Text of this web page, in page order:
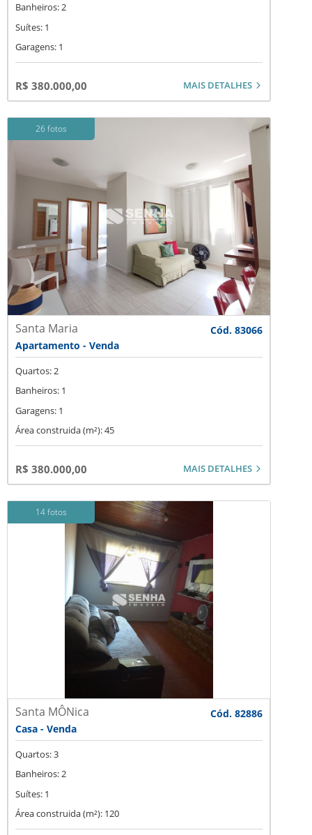
Banheiros: 2
Suítes: 1
Garagens: 1
R$ 380.000,00 MAIS DETALHES
26 fotos
Santa Maria
Cód. 83066
Apartamento - Venda
Quartos: 2
Banheiros: 1
Garagens: 1
Área construida (m²): 45
R$ 380.000,00 MAIS DETALHES
14 fotos
Santa MÔNica
Cód. 82886
Casa - Venda
Quartos: 3
Banheiros: 2
Suítes: 1
Área construida (m²): 120